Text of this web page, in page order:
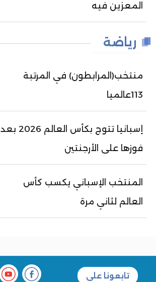
المعزين فيه
رياضة
منتخب(المرابطون) في المرتبة
113عالميا
إسبانيا تتوج بكأس العالم 2026 بعد
فوزها على الأرجنتين
المنتخب الإسباني يكسب كأس
العالم لثاني مرة
تابعونا على